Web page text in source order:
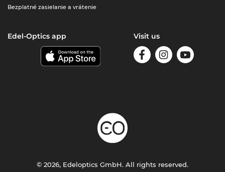
Bezplatné zasielanie a vrátenie
Edel-Optics app Visit us
© 2026, Edeloptics GmbH. All rights reserved.